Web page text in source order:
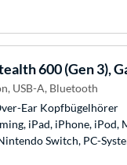
600 (Gen 3),
USB-A, Bluetooth
Ear Kopfbügelhörer
iPad, iPhone, iPod,
Switch, PC-